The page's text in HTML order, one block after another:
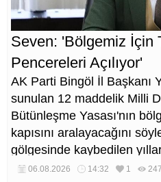
Seven: 'Bölgemiz İçin
Pencereleri Açılıyor'
AK Parti Bingöl İl Başkanı
sunulan 12 maddelik Milli
Bütünleşme Yasası'nın
kapısını aralayacağını
gölgesinde kaybedilen
üretim, yatırım ve
06.08.2026 14:32 1 247